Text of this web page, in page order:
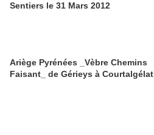
Sentiers le 31 Mars 2012
Ariège Pyrénées _Vèbre Chemins
Faisant_ de Gérieys à Courtalgélat